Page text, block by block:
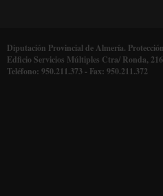
Diputación Provincial de Almería.
Edficio Servicios Múltiples Ctra/ Ronda,
Teléfono: 950.211.373 - Fax: 950.211.372